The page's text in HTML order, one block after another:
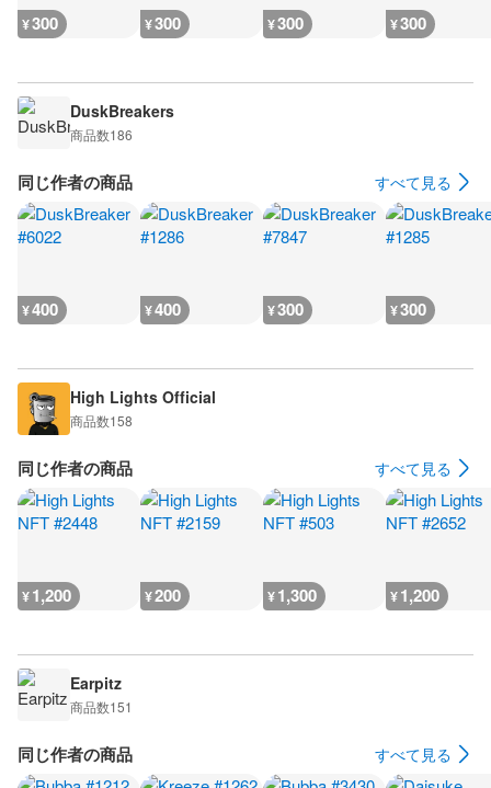
¥300 ¥300 ¥300 ¥300
DuskBreakers
商品数186
同じ作者の商品 すべて見る
¥400 ¥400 ¥300 ¥300
High Lights Official
商品数158
同じ作者の商品 すべて見る
¥1,200 ¥200 ¥1,300 ¥1,200
Earpitz
商品数151
同じ作者の商品 すべて見る